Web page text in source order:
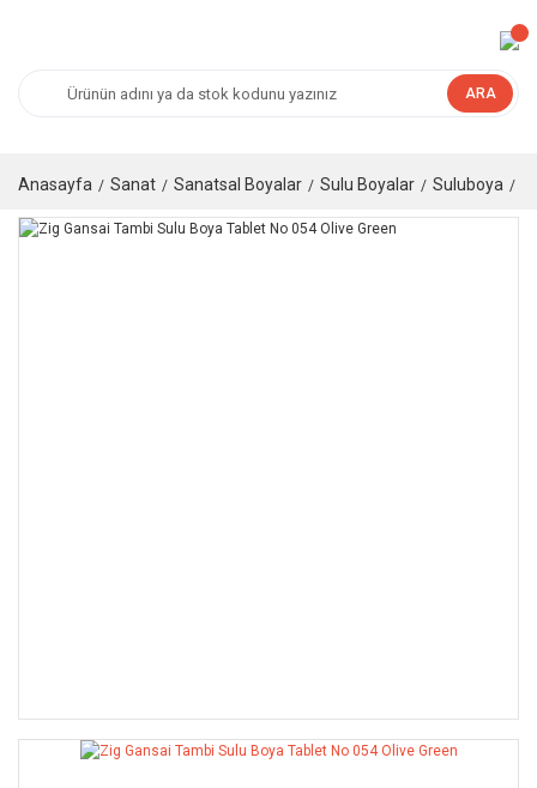
ARA
Anasayfa Sanat Sanatsal Boyalar Sulu Boyalar Suluboya